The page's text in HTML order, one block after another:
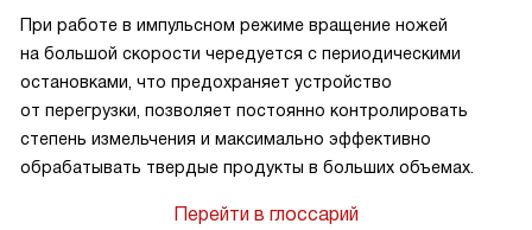
При работе в импульсном режиме вращение ножей
на большой скорости чередуется с периодическими
остановками, что предохраняет устройство
от перегрузки, позволяет постоянно контролировать
степень измельчения и максимально эффективно
обрабатывать твердые продукты в больших объемах.
Перейти в глоссарий